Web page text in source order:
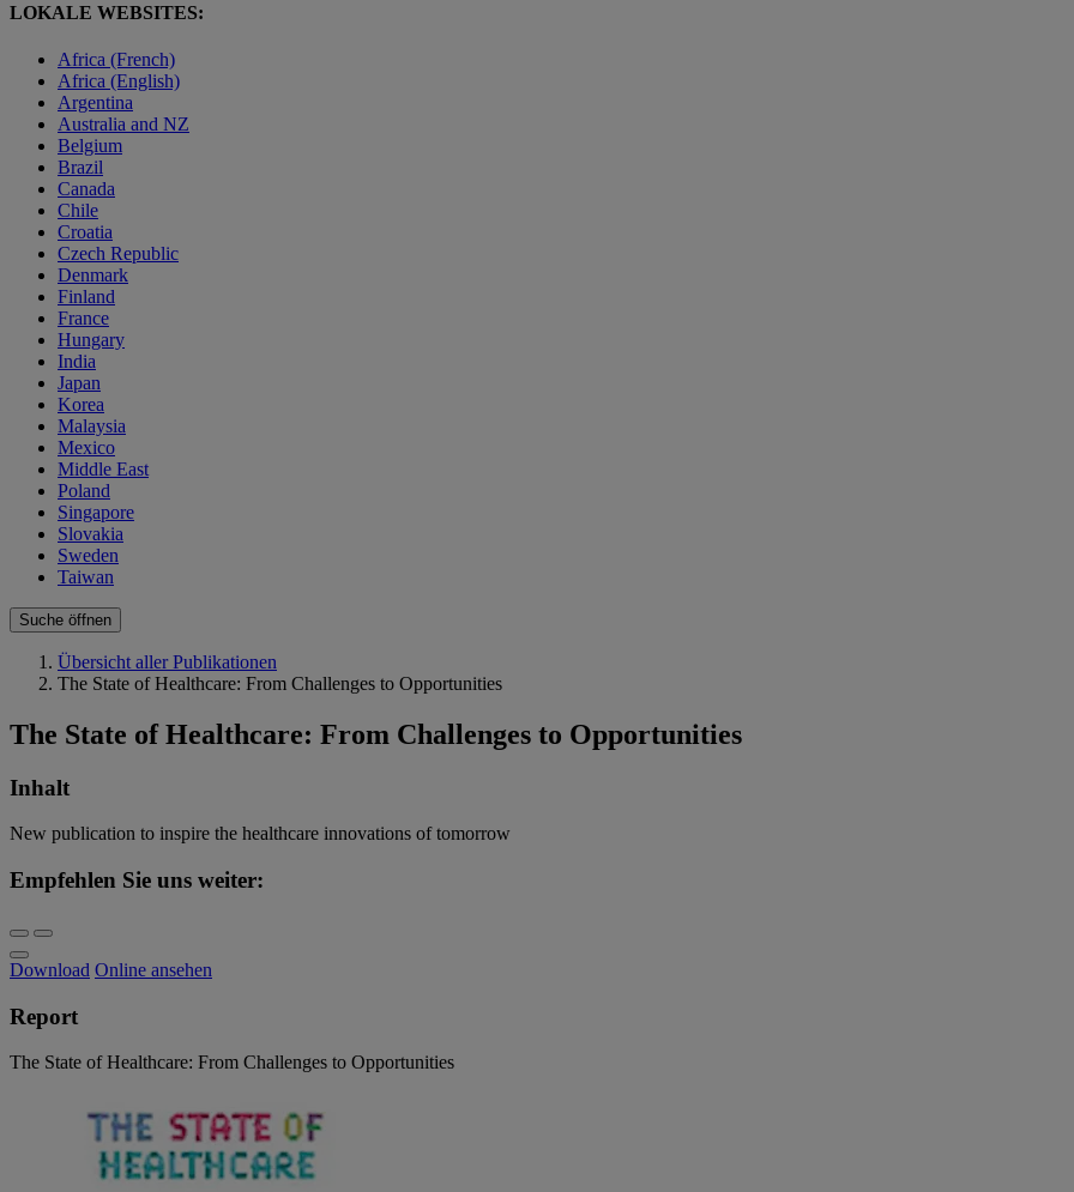
LOKALE WEBSITES:
Africa (French)
Africa (English)
Argentina
Australia and NZ
Belgium
Brazil
Canada
Chile
Croatia
Czech Republic
Denmark
Finland
France
Hungary
India
Japan
Korea
Malaysia
Mexico
Middle East
Poland
Singapore
Slovakia
Sweden
Taiwan
Suche öffnen
Übersicht aller Publikationen
The State of Healthcare: From Challenges to Opportunities
The State of Healthcare: From Challenges to Opportunities
Inhalt
New publication to inspire the healthcare innovations of tomorrow
Empfehlen Sie uns weiter:
Download Online ansehen
Report
The State of Healthcare: From Challenges to Opportunities